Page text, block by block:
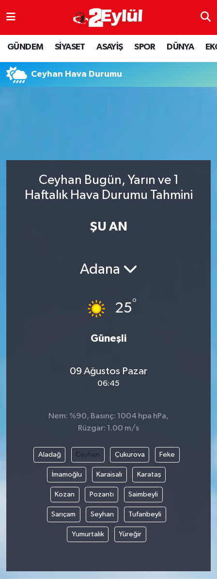
GÜNDEM SİYASET ASAYİŞ SPOR DÜNYA
Ceyhan Hava Durumu
Ceyhan Bugün, Yarın ve 1
Haftalık Hava Durumu Tahmini
ŞU AN
Adana
25°
Güneşli
09 Ağustos Pazar
06:45
Nem: %90, Basınç: 1004 hpa hPa,
Rüzgar: 1.00 m/s
Aladağ Ceyhan Çukurova Feke
İmamoğlu Karaisalı Karataş
Kozan Pozantı Saimbeyli
Sarıçam Seyhan Tufanbeyli
Yumurtalık Yüreğir
ASAYİŞ
DÜNYA
EKONOMİ
SİYASET
SPOR
Nöbetçi Eczaneler
Hava Durumu
Eskişehir Namaz Vakitleri
Tüm Manşetler
Son Dakika Haberleri